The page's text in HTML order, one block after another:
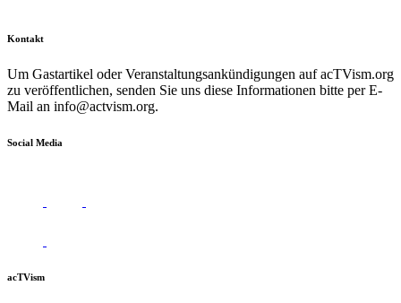
Kontakt
Um Gastartikel oder Veranstaltungsankündigungen auf acTVism.org
zu veröffentlichen, senden Sie uns diese Informationen bitte per E-
Mail an info@actvism.org.
Social Media
acTVism